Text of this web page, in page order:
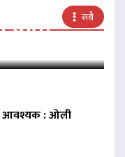
सबै
आवश्यक : ओली